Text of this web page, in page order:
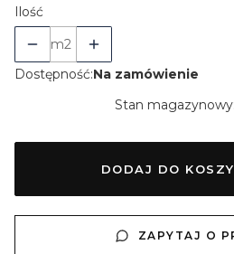
Ilość
m2
Dostępność:Na zamówienie
Stan magazynowy:
DODAJ DO
ZAPYTAJ O